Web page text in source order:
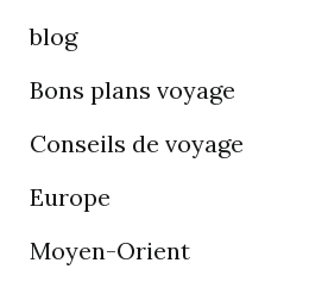
blog
Bons plans voyage
Conseils de voyage
Europe
Moyen-Orient